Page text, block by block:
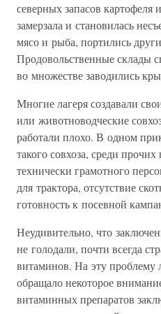
северных запасов картофеля
замерзала и становилась
мясо и рыба, портились
Продовольственные склады
во множестве заводились
Многие лагеря создавали
или животноводческие
работали плохо. В одном
такого совхоза, среди
технически грамотного
для трактора, отсутствие
готовность к посевной
Неудивительно, что
не голодали, почти всегда
витаминов. На эту проблему
обращало некоторое
витаминных препаратов